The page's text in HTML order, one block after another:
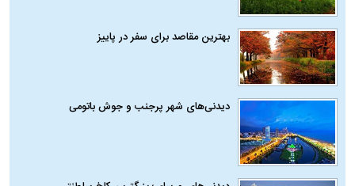
بهترین مقاصد برای سفر در پاییز
دیدنی‌های شهر پرجنب و جوش باتومی